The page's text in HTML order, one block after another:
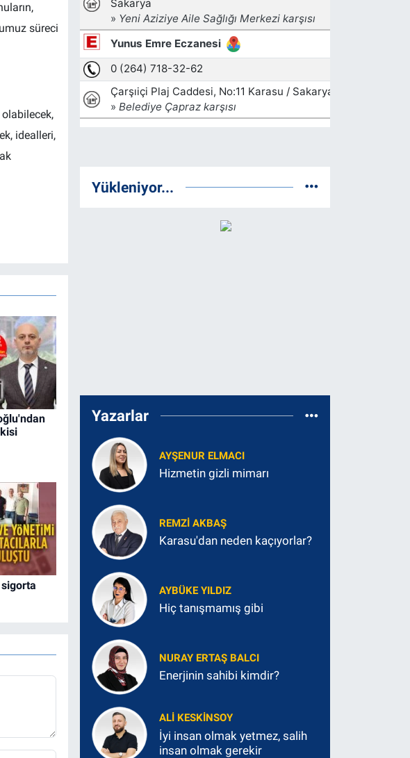
süreci
idealleri,
Yükleniyor...
Yazarlar
AYŞENUR ELMACI
Hizmetin gizli mimarı
REMZI AKBAŞ
Karasu'dan neden kaçıyorlar?
AYBÜKE YILDIZ
Hiç tanışmamış gibi
NURAY ERTAŞ BALCI
Enerjinin sahibi kimdir?
ALI KESKINSOY
İyi insan olmak yetmez, salih
insan olmak gerekir